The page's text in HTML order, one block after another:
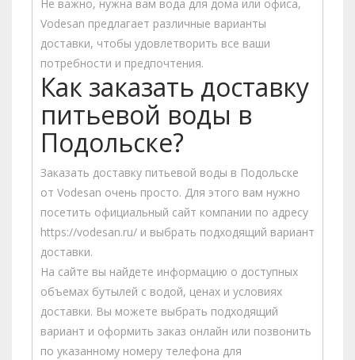
Не важно, нужна вам вода для дома или офиса,
Vodesan предлагает различные варианты
доставки, чтобы удовлетворить все ваши
потребности и предпочтения.
Как заказать доставку
питьевой воды в
Подольске?
Заказать доставку питьевой воды в Подольске
от Vodesan очень просто. Для этого вам нужно
посетить официальный сайт компании по адресу
https://vodesan.ru/ и выбрать подходящий вариант
доставки.
На сайте вы найдете информацию о доступных
объемах бутылей с водой, ценах и условиях
доставки. Вы можете выбрать подходящий
вариант и оформить заказ онлайн или позвонить
по указанному номеру телефона для